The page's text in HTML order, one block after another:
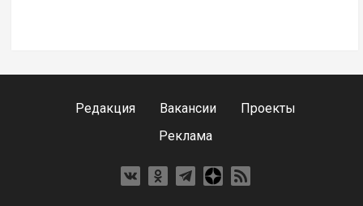
Редакция Вакансии
Проекты
Реклама